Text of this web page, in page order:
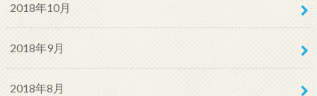
2018年10月
2018年9月
2018年8月